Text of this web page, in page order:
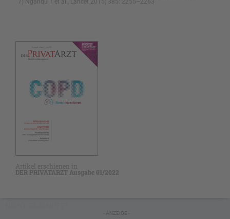
Artikel erschienen in
DER PRIVATARZT Ausgabe 01/2022
- ANZEIGE -